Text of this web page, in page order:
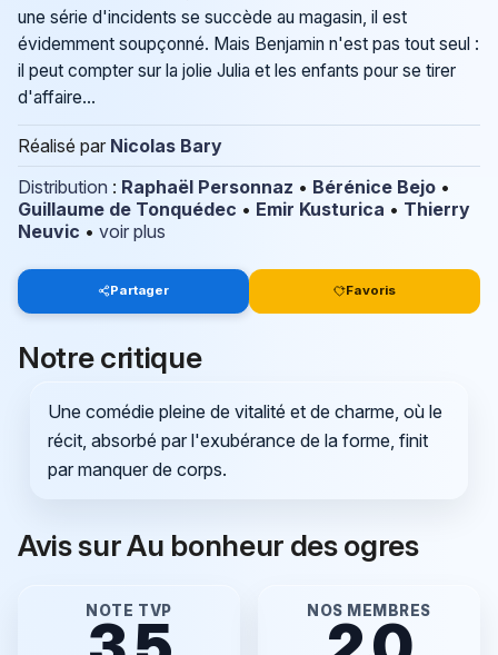
une série d'incidents se succède au magasin, il est
évidemment soupçonné. Mais Benjamin n'est pas tout seul :
il peut compter sur la jolie Julia et les enfants pour se tirer
d'affaire...
Réalisé par Nicolas Bary
Distribution : Raphaël Personnaz • Bérénice Bejo •
Guillaume de Tonquédec • Emir Kusturica • Thierry
Neuvic • voir plus
Partager Favoris
Notre critique
Une comédie pleine de vitalité et de charme, où le
récit, absorbé par l'exubérance de la forme, finit
par manquer de corps.
Avis sur Au bonheur des ogres
NOTE TVP NOS MEMBRES